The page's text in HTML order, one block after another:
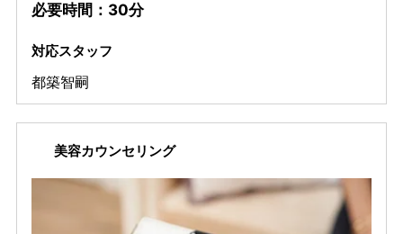
必要時間：30分
対応スタッフ
都築智嗣
美容カウンセリング